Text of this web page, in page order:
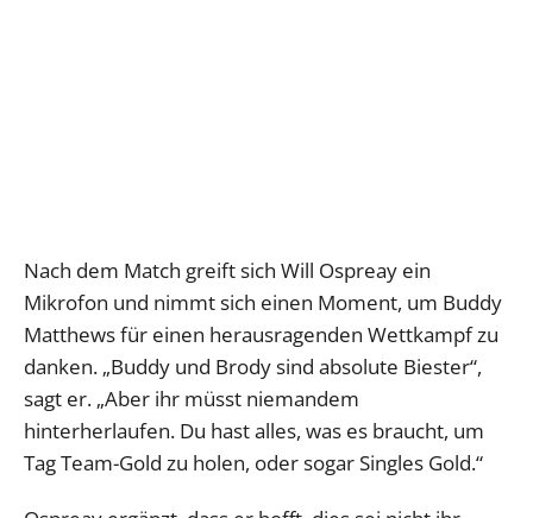
Nach dem Match greift sich Will Ospreay ein
Mikrofon und nimmt sich einen Moment, um Buddy
Matthews für einen herausragenden Wettkampf zu
danken. „Buddy und Brody sind absolute Biester“,
sagt er. „Aber ihr müsst niemandem
hinterherlaufen. Du hast alles, was es braucht, um
Tag Team-Gold zu holen, oder sogar Singles Gold.“